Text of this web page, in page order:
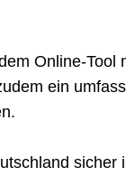
Online-
ein